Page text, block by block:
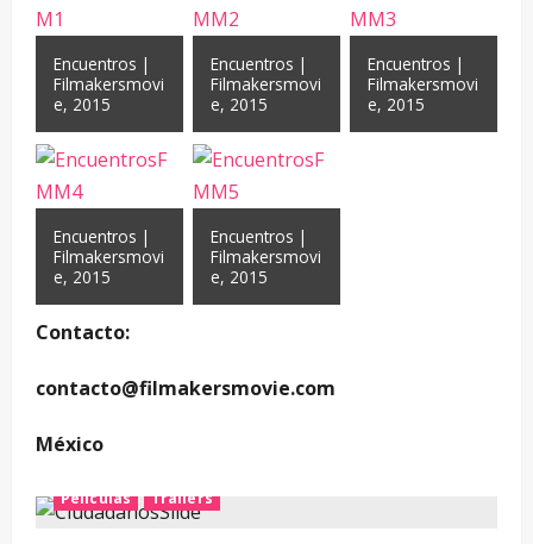
Encuentros |
Filmakersmovi
e, 2015
Encuentros |
Filmakersmovi
e, 2015
Encuentros |
Filmakersmovi
e, 2015
Encuentros |
Filmakersmovi
e, 2015
Encuentros |
Filmakersmovi
e, 2015
Contacto:
contacto@filmakersmovie.com
México
Películas Trailers